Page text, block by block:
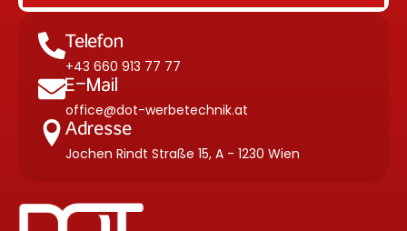
Telefon
+43 660 913 77 77
E-Mail
office@dot-werbetechnik.at
Adresse
Jochen Rindt Straße 15, A - 1230 Wien